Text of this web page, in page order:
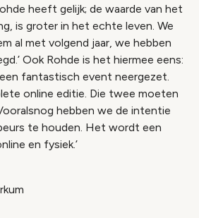
heeft gelijk; de waarde van het
is groter in het echte leven. We
al met volgend jaar, we hebben
Ook Rohde is het hiermee eens:
fantastisch event neergezet.
online editie. Die twee moeten
hebben we de intentie
te houden. Het wordt een
en fysiek.’